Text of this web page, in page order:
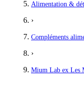
Alimentation &
›
Compléments
›
Mium Lab ex Les